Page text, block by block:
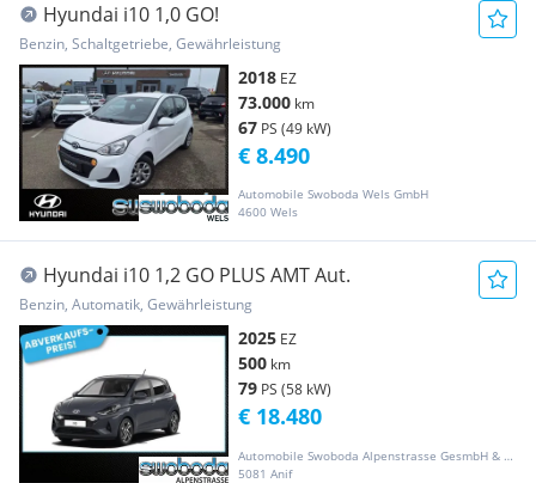
Hyundai i10 1,0 GO!
Benzin, Schaltgetriebe, Gewährleistung
2018 EZ
73.000 km
67 PS (49 kW)
Automobile Swoboda Wels GmbH
4600 Wels
€ 8.490
Hyundai i10 1,2 GO PLUS AMT Aut.
Benzin, Automatik, Gewährleistung
2025 EZ
500 km
79 PS (58 kW)
Automobile Swoboda Alpenstrasse GesmbH & Co KG
5081 Anif
€ 18.480